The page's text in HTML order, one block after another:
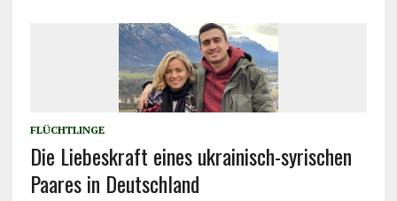
FLÜCHTLINGE
Die Liebeskraft eines ukrainisch-syrischen
Paares in Deutschland